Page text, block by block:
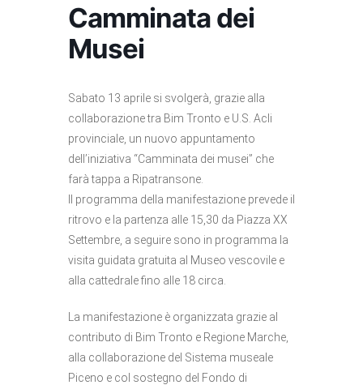
Camminata dei
Musei
Sabato 13 aprile si svolgerà, grazie alla
collaborazione tra Bim Tronto e U.S. Acli
provinciale, un nuovo appuntamento
dell’iniziativa “Camminata dei musei” che
farà tappa a Ripatransone.
Il programma della manifestazione prevede il
ritrovo e la partenza alle 15,30 da Piazza XX
Settembre, a seguire sono in programma la
visita guidata gratuita al Museo vescovile e
alla cattedrale fino alle 18 circa.
La manifestazione è organizzata grazie al
contributo di Bim Tronto e Regione Marche,
alla collaborazione del Sistema museale
Piceno e col sostegno del Fondo di